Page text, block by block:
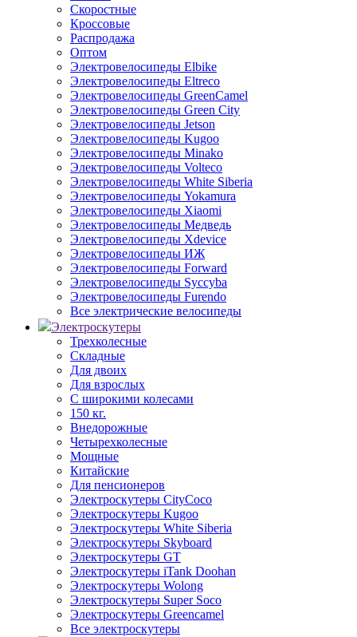
Скоростные
Кроссовые
Распродажа
Оптом
Электровелосипеды Elbike
Электровелосипеды Eltreco
Электровелосипеды GreenCamel
Электровелосипеды Green City
Электровелосипеды Jetson
Электровелосипеды Kugoo
Электровелосипеды Minako
Электровелосипеды Volteco
Электровелосипеды White Siberia
Электровелосипеды Yokamura
Электровелосипеды Xiaomi
Электровелосипеды Медведь
Электровелосипеды Xdevice
Электровелосипеды ИЖ
Электровелосипеды Forward
Электровелосипеды Syccyba
Электровелосипеды Furendo
Все электрические велосипеды
Электроскутеры
Трехколесные
Складные
Для двоих
Для взрослых
С широкими колесами
150 кг.
Внедорожные
Четырехколесные
Мощные
Китайские
Для пенсионеров
Электроскутеры CityCoco
Электроскутеры Kugoo
Электроскутеры White Siberia
Электроскутеры Skyboard
Электроскутеры GT
Электроскутеры iTank Doohan
Электроскутеры Wolong
Электроскутеры Super Soco
Электроскутеры Greencamel
Все электроскутеры